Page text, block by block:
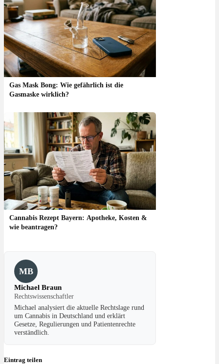
Gas Mask Bong: Wie gefährlich ist die
Gasmaske wirklich?
Cannabis Rezept Bayern: Apotheke, Kosten &
wie beantragen?
MB
Michael Braun
Rechtswissenschaftler
Michael analysiert die aktuelle Rechtslage rund
um Cannabis in Deutschland und erklärt
Gesetze, Regulierungen und Patientenrechte
verständlich.
Eintrag teilen